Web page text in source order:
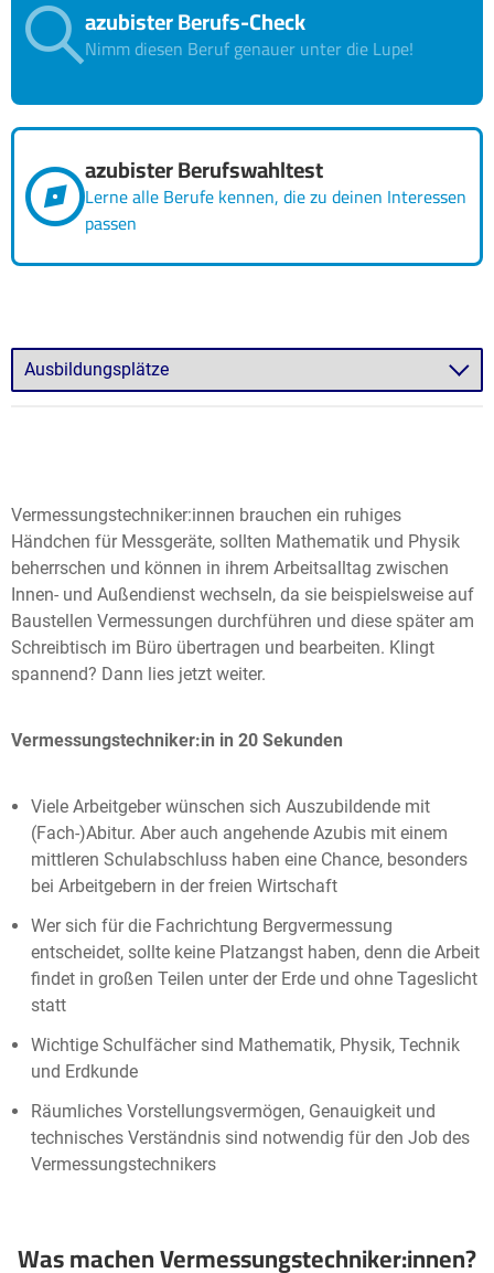
azubister Berufs-Check
Nimm diesen Beruf genauer unter die Lupe!
azubister Berufswahltest
Lerne alle Berufe kennen, die zu deinen Interessen
passen
Vermessungstechniker:innen brauchen ein ruhiges
Händchen für Messgeräte, sollten Mathematik und Physik
beherrschen und können in ihrem Arbeitsalltag zwischen
Innen- und Außendienst wechseln, da sie beispielsweise auf
Baustellen Vermessungen durchführen und diese später am
Schreibtisch im Büro übertragen und bearbeiten. Klingt
spannend? Dann lies jetzt weiter.
Vermessungstechniker:in in 20 Sekunden
Viele Arbeitgeber wünschen sich Auszubildende mit
(Fach-)Abitur. Aber auch angehende Azubis mit einem
mittleren Schulabschluss haben eine Chance, besonders
bei Arbeitgebern in der freien Wirtschaft
Wer sich für die Fachrichtung Bergvermessung
entscheidet, sollte keine Platzangst haben, denn die Arbeit
findet in großen Teilen unter der Erde und ohne Tageslicht
statt
Wichtige Schulfächer sind Mathematik, Physik, Technik
und Erdkunde
Räumliches Vorstellungsvermögen, Genauigkeit und
technisches Verständnis sind notwendig für den Job des
Vermessungstechnikers
Was machen Vermessungstechniker:innen?